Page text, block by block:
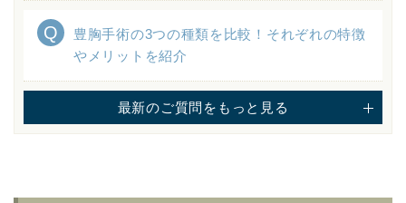
豊胸手術の3つの種類を比較！それぞれの特徴
やメリットを紹介
最新のご質問をもっと見る